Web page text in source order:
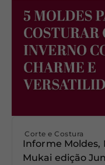
Corte e Costura
Informe Moldes,
Mukai edição